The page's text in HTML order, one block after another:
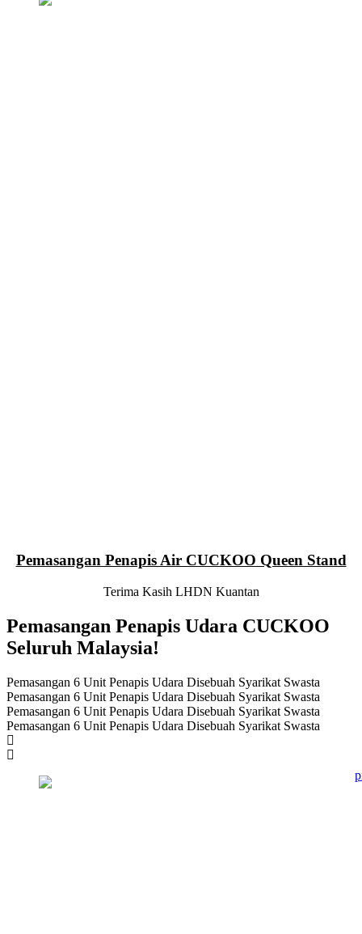
Pemasangan Penapis Air CUCKOO Queen Stand
Terima Kasih LHDN Kuantan
Pemasangan Penapis Udara CUCKOO
Seluruh Malaysia!
Pemasangan 6 Unit Penapis Udara Disebuah Syarikat Swasta
Pemasangan 6 Unit Penapis Udara Disebuah Syarikat Swasta
Pemasangan 6 Unit Penapis Udara Disebuah Syarikat Swasta
Pemasangan 6 Unit Penapis Udara Disebuah Syarikat Swasta